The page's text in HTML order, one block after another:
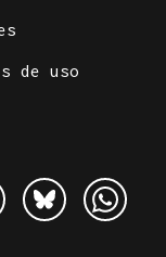
de uso